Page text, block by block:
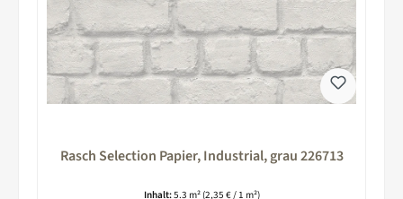
Rasch Selection Papier, Industrial, grau 226713
Inhalt:5.3 m² (2,35 € / 1 m²)